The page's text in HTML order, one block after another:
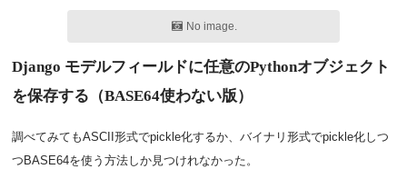
No image.
Django モデルフィールドに任意のPythonオブジェクト
を保存する（BASE64使わない版）
調べてみてもASCII形式でpickle化するか、バイナリ形式でpickle化しつ
つBASE64を使う方法しか見つけれなかった。